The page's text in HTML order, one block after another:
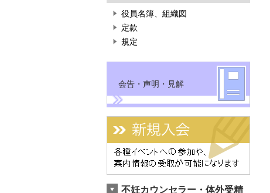
役員名簿、組織図
定款
規定
会告・声明・見解
不妊カウンセラー・体外受精